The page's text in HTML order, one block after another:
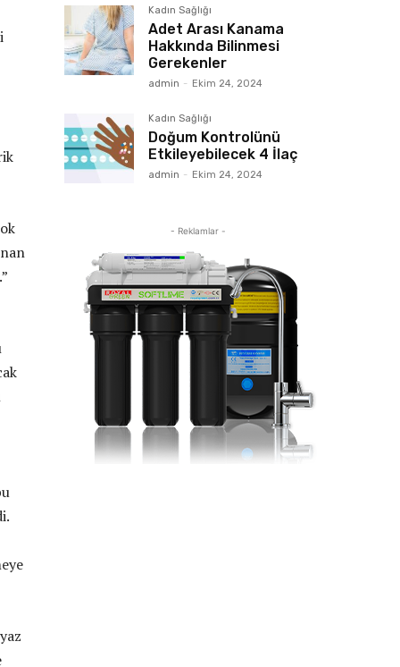
Kadın Sağlığı
Adet Arası Kanama
Hakkında Bilinmesi
Gerekenler
admin - Ekim 24, 2024
Kadın Sağlığı
Doğum Kontrolünü
Etkileyebilecek 4 İlaç
admin - Ekim 24, 2024
- Reklamlar -